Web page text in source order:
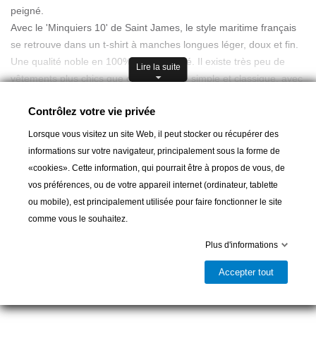
peigné.
Avec le 'Minquiers 10' de Saint James, le style maritime français
se retrouve dans un t-shirt à manches longues léger, doux et fin.
Une qualité noble en 100% coton peigné. Il existe très peu de
vêtements plus chics que cette chemise simple et classique, avec
flatte la silhouette. Portez-le sur un maillot de bain en juillet ou sur
une chemise en novembre. Il est pratique et élégant en toute
saison. Un t-shirt exclusif qui ne devrait pas manquer dans votre
garde-robe, une pièce indispensable pour votre garde-robe de
base. Vous pouvez porter ce t-shirt de manière classique et
élégante avec un blazer, de manière stylée avec un pantalon 7/8
ou de manière rock avec une veste de biker.
Matériau : jersey léger, 100 % coton ; lavable en machine à 30
Lire la suite
Guide des tailles
Ajouter au panier
Contrôlez votre vie privée
Lorsque vous visitez un site Web, il peut stocker ou récupérer des
informations sur votre navigateur, principalement sous la forme de
«cookies». Cette information, qui pourrait être à propos de vous, de
vos préférences, ou de votre appareil internet (ordinateur, tablette
ou mobile), est principalement utilisée pour faire fonctionner le site
comme vous le souhaitez.
Plus d'informations
Accepter tout